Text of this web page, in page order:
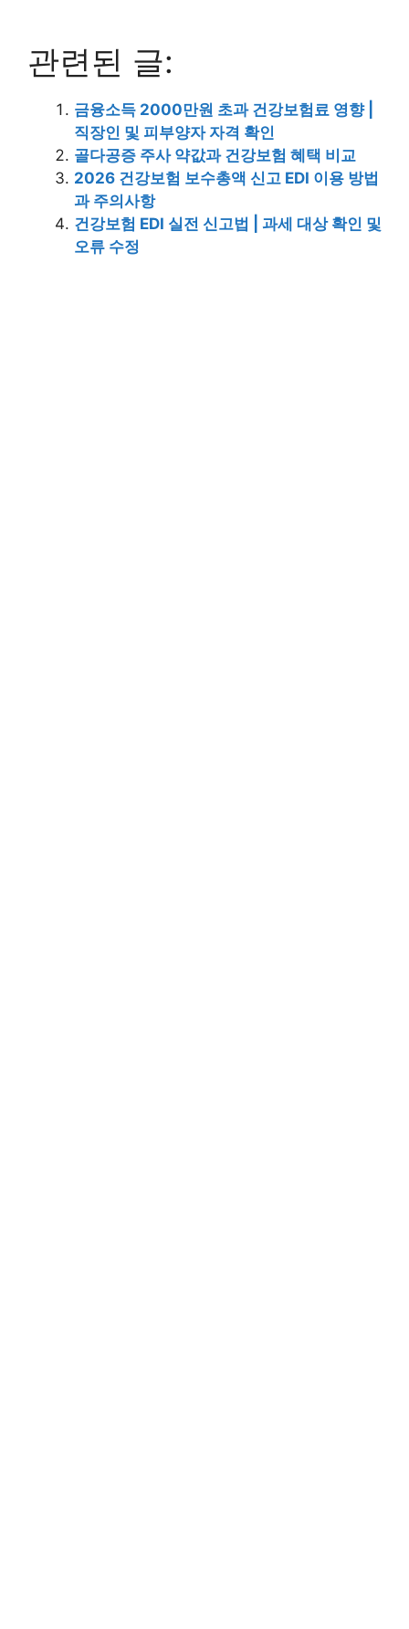
관련된 글:
금융소득 2000만원 초과 건강보험료 영향 |
직장인 및 피부양자 자격 확인
골다공증 주사 약값과 건강보험 혜택 비교
2026 건강보험 보수총액 신고 EDI 이용 방법
과 주의사항
건강보험 EDI 실전 신고법 | 과세 대상 확인 및
오류 수정